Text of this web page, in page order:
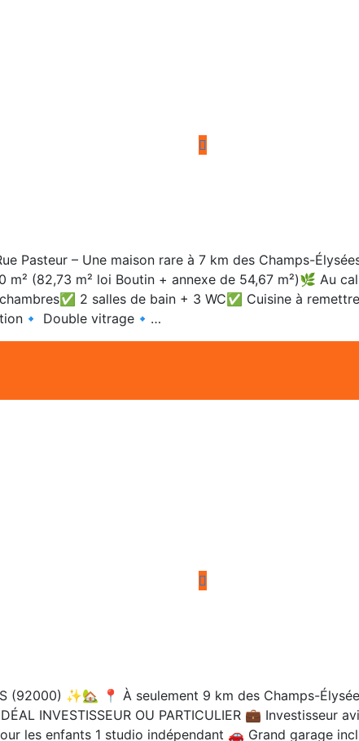
Pasteur – Une maison rare à 7 km des Champs-
(82,73 m² loi Boutin + annexe de 54,67 m²)🌿 Au
2 salles de bain + 3 WC✅ Cuisine à
Double vitrage🔹…
(92000) ✨🏡 📍 À seulement 9 km des Champs-
INVESTISSEUR OU PARTICULIER 💼 Investisseur
les enfants 1 studio indépendant 🚗 Grand garage